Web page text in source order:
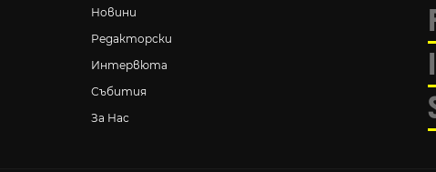
Новини
Редакторски
Интервюта
Събития
За Нас